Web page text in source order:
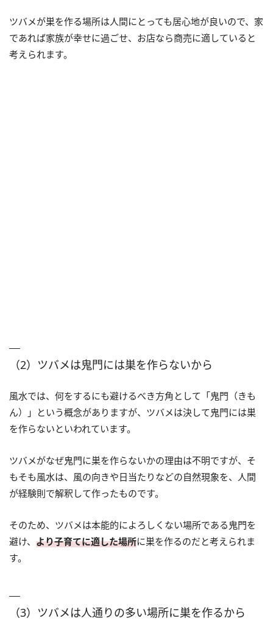
ツバメが巣を作る場所は人間にとっても居心地が良いので、家
であれば家族が幸せに過ごせ、お店なら商売に適していると
考えられます。
（2）ツバメは鬼門には巣を作らないから
風水では、何をするにも避けるべき方角として「鬼門（きも
ん）」という概念がありますが、ツバメは決して鬼門には巣
を作らないといわれています。
ツバメがなぜ鬼門に巣を作らないかの理由は不明ですが、そ
もそも風水は、風の向きや日当たりなどの自然現象を、人間
が経験則で解釈して作ったものです。
そのため、ツバメは本能的によろしくない場所である鬼門を
避け、 より子育てに適した場所に巣を作るのだと考えられま
す。
（3）ツバメは人通りの多い場所に巣を作るから